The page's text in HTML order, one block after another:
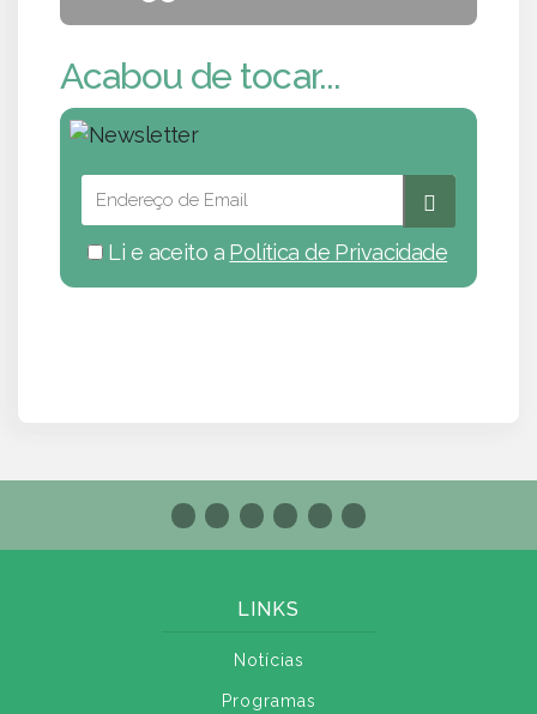
Acabou de tocar...
Li e aceito a Política de Privacidade
LINKS
Notícias
Programas